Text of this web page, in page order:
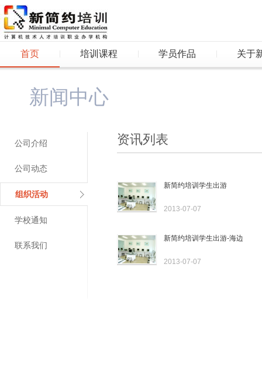
首页 培训课程 学员作品 关于
新闻中心
公司介绍
公司动态
组织活动
学校通知
联系我们
资讯列表
新简约培训学生出游
2013-07-07
新简约培训学生出游-海边
2013-07-07